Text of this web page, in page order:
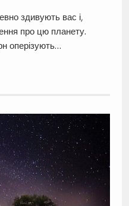
здивують вас і,
про цю планету.
оперізують…